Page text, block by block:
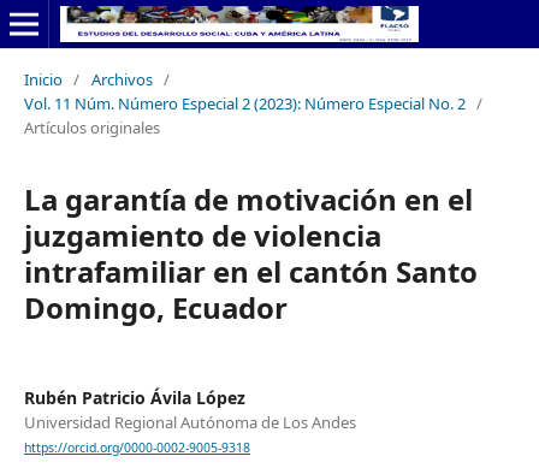
Inicio / Archivos /
Vol. 11 Núm. Número Especial 2 (2023): Número Especial No. 2 /
Artículos originales
La garantía de motivación en el
juzgamiento de violencia
intrafamiliar en el cantón Santo
Domingo, Ecuador
Rubén Patricio Ávila López
Universidad Regional Autónoma de Los Andes
https://orcid.org/0000-0002-9005-9318